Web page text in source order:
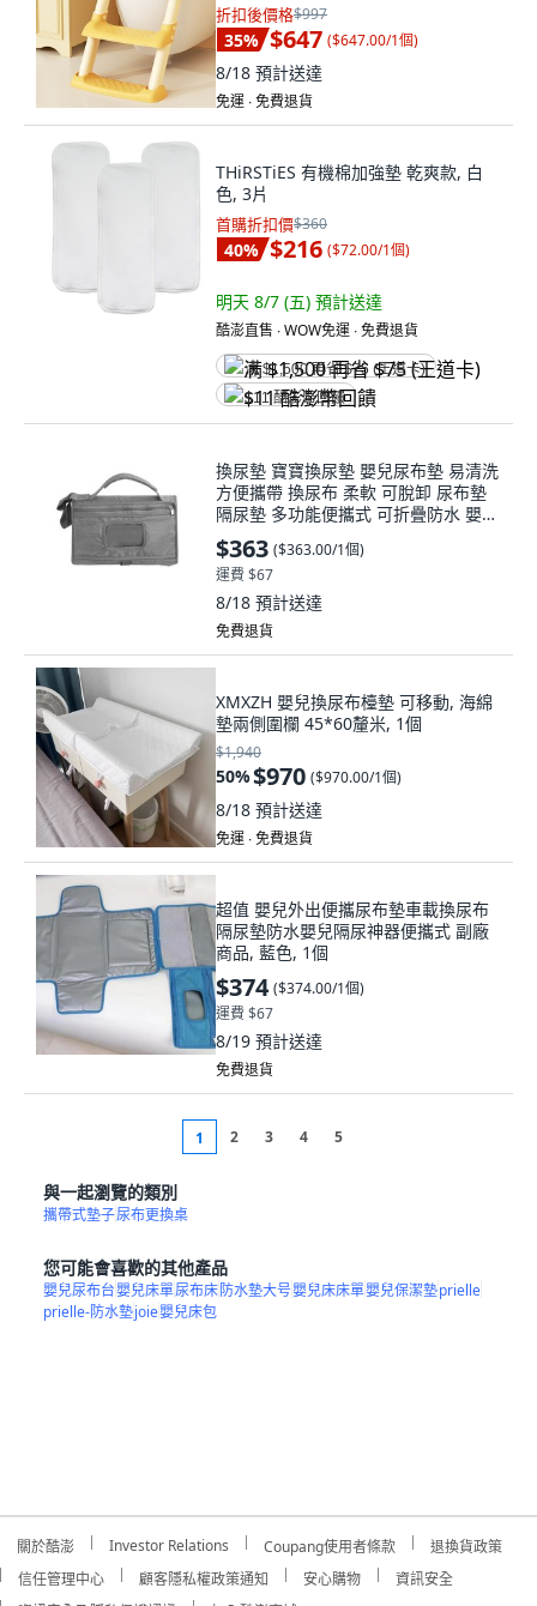
折扣後價格$997
35% $647 ($647.00/1個)
8/18 預計送達
免運 ∙ 免費退貨
THiRSTiES 有機棉加強墊 乾爽款, 白
色, 3片
首購折扣價$360
40% $216 ($72.00/1個)
明天 8/7 (五) 預計送達
酷澎直售 ∙ WOW免運 ∙ 免費退貨
满 $1,500 再省 $75 (王道卡)
$11 酷澎幣回饋
換尿墊 寶寶換尿墊 嬰兒尿布墊 易清洗
方便攜帶 換尿布 柔軟 可脫卸 尿布墊
隔尿墊 多功能便攜式 可折疊防水 嬰
兒, 灰色, 1個
$363 ($363.00/1個)
運費 $67
8/18 預計送達
免費退貨
XMXZH 嬰兒換尿布檯墊 可移動, 海綿
墊兩側圍欄 45*60釐米, 1個
$1,940
50%$970 ($970.00/1個)
8/18 預計送達
免運 ∙ 免費退貨
超值 嬰兒外出便攜尿布墊車載換尿布
隔尿墊防水嬰兒隔尿神器便攜式 副廠
商品, 藍色, 1個
$374 ($374.00/1個)
運費 $67
8/19 預計送達
免費退貨
1 2 3 4 5
與一起瀏覽的類別
攜帶式墊子尿布更換桌
您可能會喜歡的其他產品
嬰兒尿布台嬰兒床單尿布床防水墊大号嬰兒床床單嬰兒保潔墊prielle
prielle-防水墊joie嬰兒床包
關於酷澎 Investor Relations Coupang使用者條款
退換貨政策
信任管理中心
顧客隱私權政策通知 安心購物
資訊安全